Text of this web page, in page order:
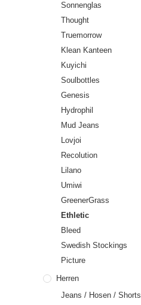
Sonnenglas
Thought
Truemorrow
Klean Kanteen
Kuyichi
Soulbottles
Genesis
Hydrophil
Mud Jeans
Lovjoi
Recolution
Lilano
Umiwi
GreenerGrass
Ethletic
Bleed
Swedish Stockings
Picture
Herren
Jeans / Hosen / Shorts